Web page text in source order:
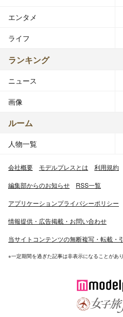
エンタメ
ライフ
ランキング
ニュース
画像
ルーム
人物一覧
会社概要 モデルプレスとは 利用規約
編集部からのお知らせ RSS一覧
アプリケーションプライバシーポリシー
情報提供・広告掲載・お問い合わせ
当サイトコンテンツの無断複写・転載・
※一定期間を過ぎた記事は非表示になることがあ